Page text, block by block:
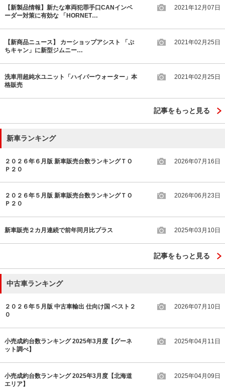
【新製品情報】新たな車両犯罪手口CANインベ
ーダー対策に有効な 「HORNET…
2021年12月07日
【新商品ニュース】 カーショップアシスト 「ぷ
ちキャン」に新型ジムニー…
2021年02月25日
洗車用超純水ユニット「ハイパーウォーター」本
格販売
2021年02月25日
記事をもっと見る
新車ランキング
２０２６年６月版 新車販売台数ランキングＴＯ
Ｐ２０
2026年07月16日
２０２６年５月版 新車販売台数ランキングＴＯ
Ｐ２０
2026年06月23日
新車販売２カ月連続で前年同月比プラス 2025年03月10日
記事をもっと見る
中古車ランキング
２０２６年５月版 中古車輸出 仕向け国 ベスト２
０
2026年07月10日
小売成約台数ランキング 2025年3月度【グーネ
ット調べ】
2025年04月11日
小売成約台数ランキング 2025年3月度【北海道
エリア】
2025年04月09日